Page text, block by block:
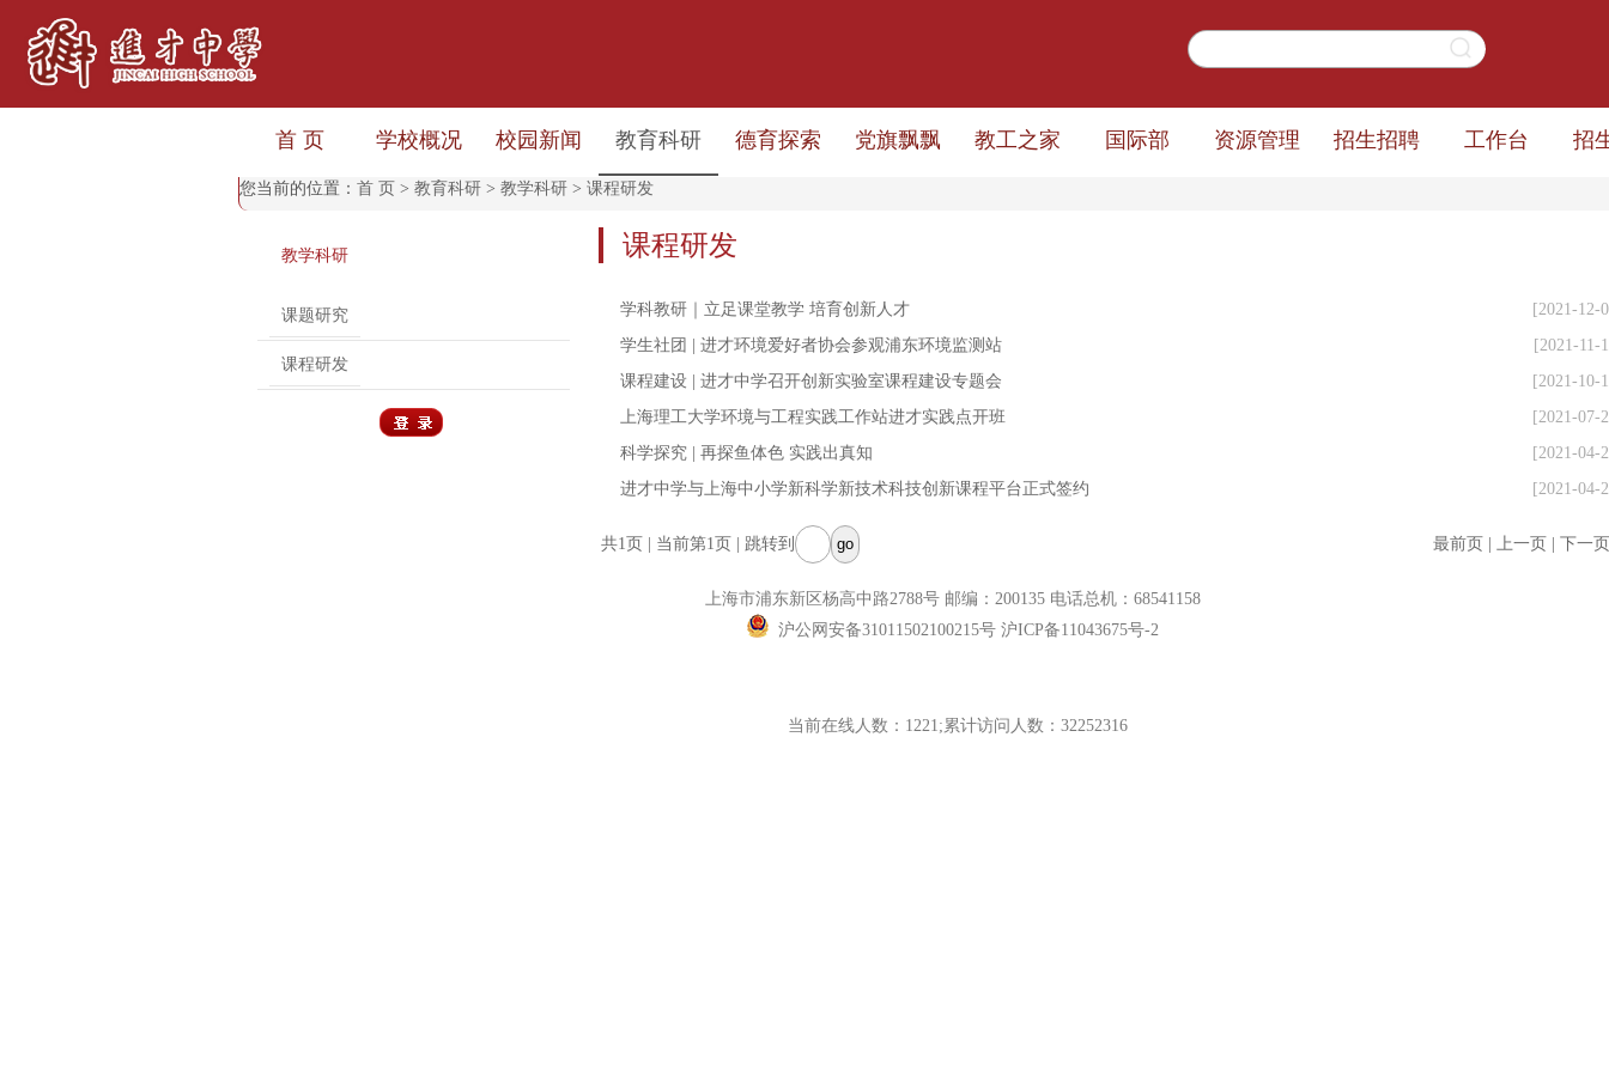
首 页 学校概况 校园新闻 教育科研 德育探索 党旗飘飘 教工之家 国际部 资源管理 招生招聘 工作台 招
您当前的位置： 首 页 > 教育科研 > 教学科研 > 课程研发
教学科研
课题研究
课程研发
课程研发
学科教研｜立足课堂教学 培育创新人才
[2021-12-
学生社团 | 进才环境爱好者协会参观浦东环境监测站
[2021-11-
课程建设 | 进才中学召开创新实验室课程建设专题会
[2021-10-
上海理工大学环境与工程实践工作站进才实践点开班
[2021-07-
科学探究 | 再探鱼体色 实践出真知
[2021-04-
进才中学与上海中小学新科学新技术科技创新课程平台正式签约
[2021-04-
共1页 | 当前第1页 | 跳转到 最前页 上一页 下一页
上海市浦东新区杨高中路2788号 邮编：200135 电话总机：68541158
沪公网安备31011502100215号 沪ICP备11043675号-2
当前在线人数：1221;累计访问人数：32252316